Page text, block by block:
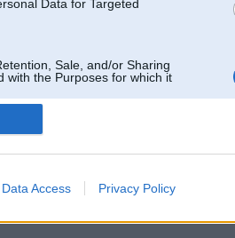
Data for Targeted
Sale, and/or Sharing
with the Purposes for which it
Data Access Privacy Policy